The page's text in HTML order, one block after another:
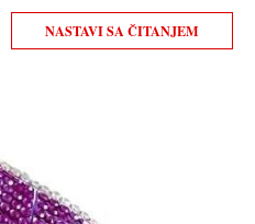
NASTAVI SA ČITANJEM